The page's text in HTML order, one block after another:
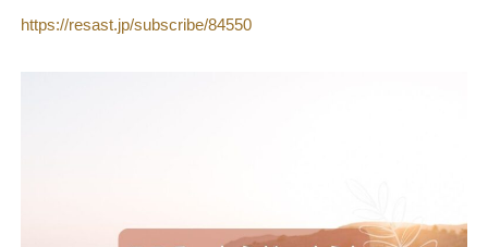
https://resast.jp/subscribe/84550